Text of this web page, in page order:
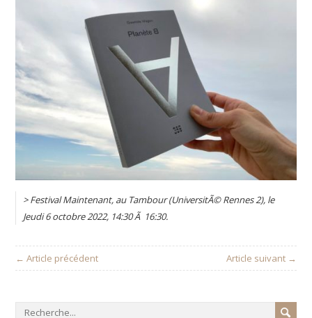
> Festival Maintenant, au Tambour (UniversitÃ© Rennes 2), le
Jeudi 6 octobre 2022, 14:30 Ã 16:30.
← Article précédent Article suivant →